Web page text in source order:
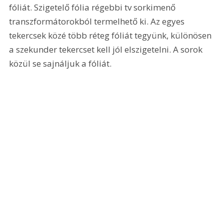
fóliát. Szigetelő fólia régebbi tv sorkimenő
transzformátorokból termelhető ki. Az egyes
tekercsek közé több réteg fóliát tegyünk, különösen
a szekunder tekercset kell jól elszigetelni. A sorok
közül se sajnáljuk a fóliát.